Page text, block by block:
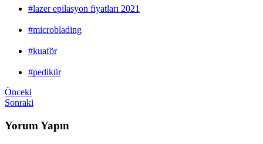
#lazer epilasyon fiyatları 2021
#microblading
#kuaför
#pedikür
Önceki
Sonraki
Yorum Yapın